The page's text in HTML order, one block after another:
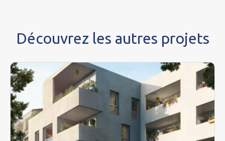
Découvrez les autres projets